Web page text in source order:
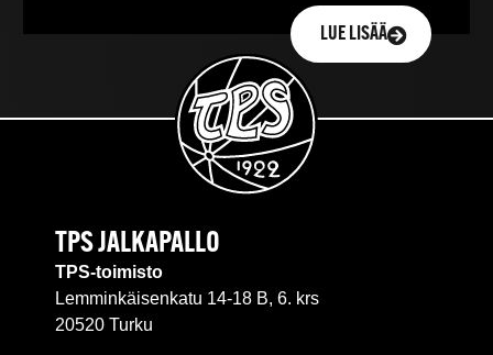
LUE LISÄÄ
TPS JALKAPALLO
TPS-toimisto
Lemminkäisenkatu 14-18 B, 6. krs
20520 Turku